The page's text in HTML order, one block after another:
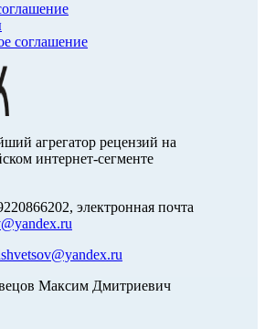
соглашение
агрегатор рецензий на
интернет-сегменте
электронная почта
Максим Дмитриевич